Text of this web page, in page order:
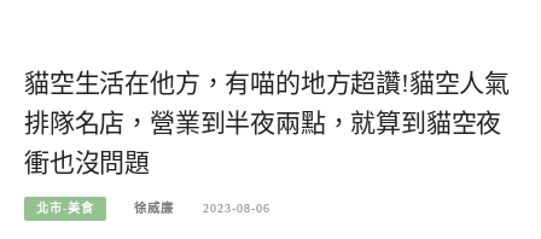
貓空生活在他方，有喵的地方超讚!貓空人氣
排隊名店，營業到半夜兩點，就算到貓空夜
衝也沒問題
北市-美食 徐威廉 2023-08-06